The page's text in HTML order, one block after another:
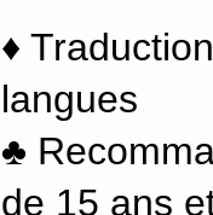
♦
langues
♣
de 15 ans